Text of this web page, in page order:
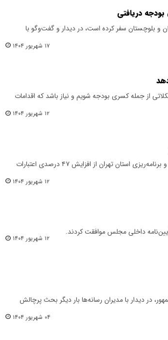
دریافتی
و بلوچستان سفر کرده است، در دیدار و گفت‌وگو با
۱۷ شهریور ۱۴۰۴
از جمله کسری بودجه شویم و نیاز باشد که اقدامات
۱۲ شهریور ۱۴۰۴
معاون هماهنگی برنامه و بودجه سازمان مدیریت و برنامه‌ریزی استان تهران از افزایش ۴۷ درصدی اعتبارات
۱۲ شهریور ۱۴۰۴
۱۲ شهریور ۱۴۰۴
در دیدار با مدیران رسانه‌ها بار دیگر بحث پرچالش
۰۴ شهریور ۱۴۰۴